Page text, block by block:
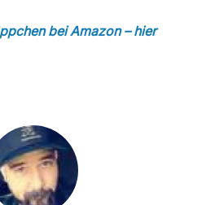
bei Amazon – hier